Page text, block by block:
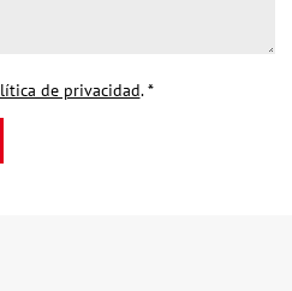
de privacidad.*